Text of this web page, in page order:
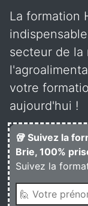
La formation
secteur de la
votre
aujourd'hui !
🥡 Suivez la
Brie, 100%
Suivez la